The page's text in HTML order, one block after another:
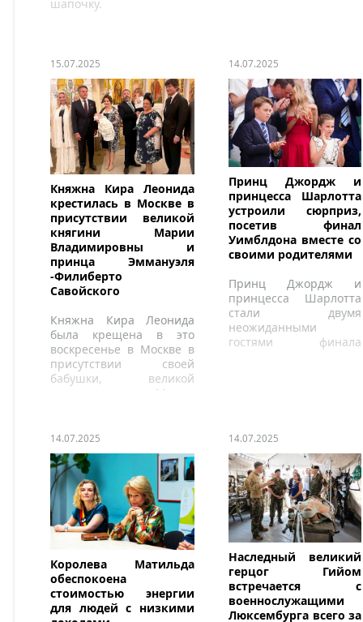
шапочку.
15.07.2025
Княжна Кира Леонида
крестилась в Москве в
присутствии великой
княгини Марии
Владимировны и
принца Эммануэля
-Филиберто
Савойского
Княжна Кира Леонида
была крещена в это
воскресенье в Москве в
присутствии своей
бабушки, великой
княгини Марии
14.07.2025
Принц Джордж и
принцесса Шарлотта
устроили сюрприз,
посетив финал
Уимблдона вместе со
своими родителями
Принц Джордж и
принцесса Шарлотта
стали двумя
неожиданными
гостями финала
14.07.2025
Королева Матильда
обеспокоена
стоимостью энергии
для людей с низкими
14.07.2025
Наследный великий
герцог Гийом
встречается с
военнослужащими
Люксембурга всего за